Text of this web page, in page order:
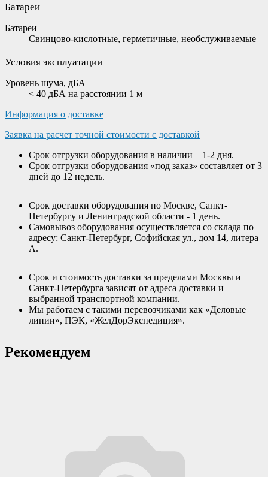
Батареи
Батареи
Свинцово-кислотные, герметичные, необслуживаемые
Условия эксплуатации
Уровень шума, дБА
< 40 дБА на расстоянии 1 м
Информация о доставке
Заявка на расчет точной стоимости с доставкой
Срок отгрузки оборудования в наличии – 1-2 дня.
Срок отгрузки оборудования «под заказ» составляет от 3
дней до 12 недель.
Срок доставки оборудования по Москве, Санкт-
Петербургу и Ленинградской области - 1 день.
Самовывоз оборудования осуществляется со склада по
адресу: Санкт-Петербург, Софийская ул., дом 14, литера
А.
Срок и стоимость доставки за пределами Москвы и
Санкт-Петербурга зависят от адреса доставки и
выбранной транспортной компании.
Мы работаем с такими перевозчиками как «Деловые
линии», ПЭК, «ЖелДорЭкспедиция».
Рекомендуем